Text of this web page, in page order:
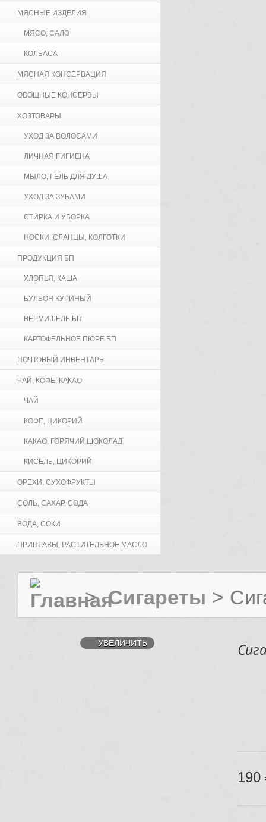
МЯСНЫЕ ИЗДЕЛИЯ
МЯСО, САЛО
КОЛБАСА
МЯСНАЯ КОНСЕРВАЦИЯ
ОВОЩНЫЕ КОНСЕРВЫ
ХОЗТОВАРЫ
УХОД ЗА ВОЛОСАМИ
ЛИЧНАЯ ГИГИЕНА
МЫЛО, ГЕЛЬ ДЛЯ ДУША
УХОД ЗА ЗУБАМИ
СТИРКА И УБОРКА
НОСКИ, СЛАНЦЫ, КОЛГОТКИ
ПРОДУКЦИЯ БП
ХЛОПЬЯ, КАША
БУЛЬОН КУРИНЫЙ
ВЕРМИШЕЛЬ БП
КАРТОФЕЛЬНОЕ ПЮРЕ БП
ПОЧТОВЫЙ ИНВЕНТАРЬ
ЧАЙ, КОФЕ, КАКАО
ЧАЙ
КОФЕ, ЦИКОРИЙ
КАКАО, ГОРЯЧИЙ ШОКОЛАД
КИСЕЛЬ, ЦИКОРИЙ
ОРЕХИ, СУХОФРУКТЫ
СОЛЬ, САХАР, СОДА
ВОДА, СОКИ
ПРИПРАВЫ, РАСТИТЕЛЬНОЕ МАСЛО
> Сигареты >
УВЕЛИЧИТЬ
190